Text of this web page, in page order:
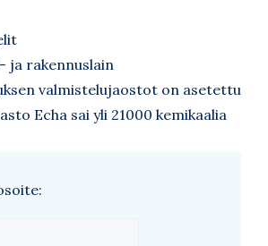
ja rakennuslain
valmistelujaostot on asetettu
Echa sai yli 21000 kemikaalia